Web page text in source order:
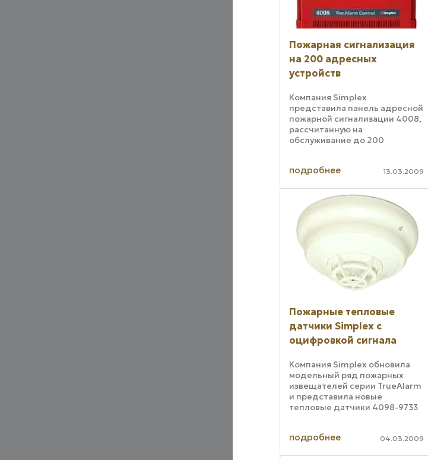
Пожарная сигнализация
на 200 адресных
устройств
Компания Simplex
представила панель адресной
пожарной сигнализации 4008,
рассчитанную на
обслуживание до 200
на небольших объектах
квадратных метров. Для
отображения информации о ...
подробнее 13.03.2009
Пожарные тепловые
датчики Simplex с
оцифровкой сигнала
Компания Simplex обновила
модельный ряд пожарных
извещателей серии TrueAlarm
и представила новые
тепловые датчики 4098-9733
модельный ряд пожарных
подробнее 04.03.2009